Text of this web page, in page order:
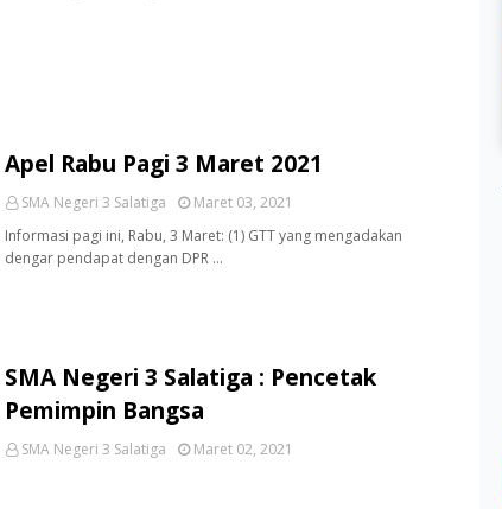
Apel Rabu Pagi 3 Maret 2021
SMA Negeri 3 Salatiga
Maret 03, 2021
Informasi pagi ini, Rabu, 3 Maret: (1) GTT yang mengadakan
dengar pendapat dengan DPR …
SMA Negeri 3 Salatiga : Pencetak
Pemimpin Bangsa
SMA Negeri 3 Salatiga Maret 02, 2021